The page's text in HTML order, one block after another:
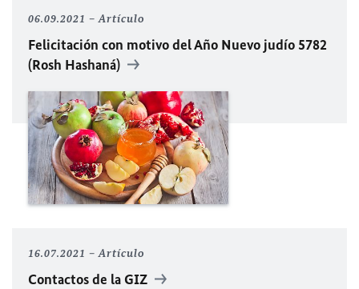
06.09.2021 Artículo
Felicitación con motivo del Año Nuevo judío 5782
(Rosh Hashaná)
16.07.2021 Artículo
Contactos de la GIZ